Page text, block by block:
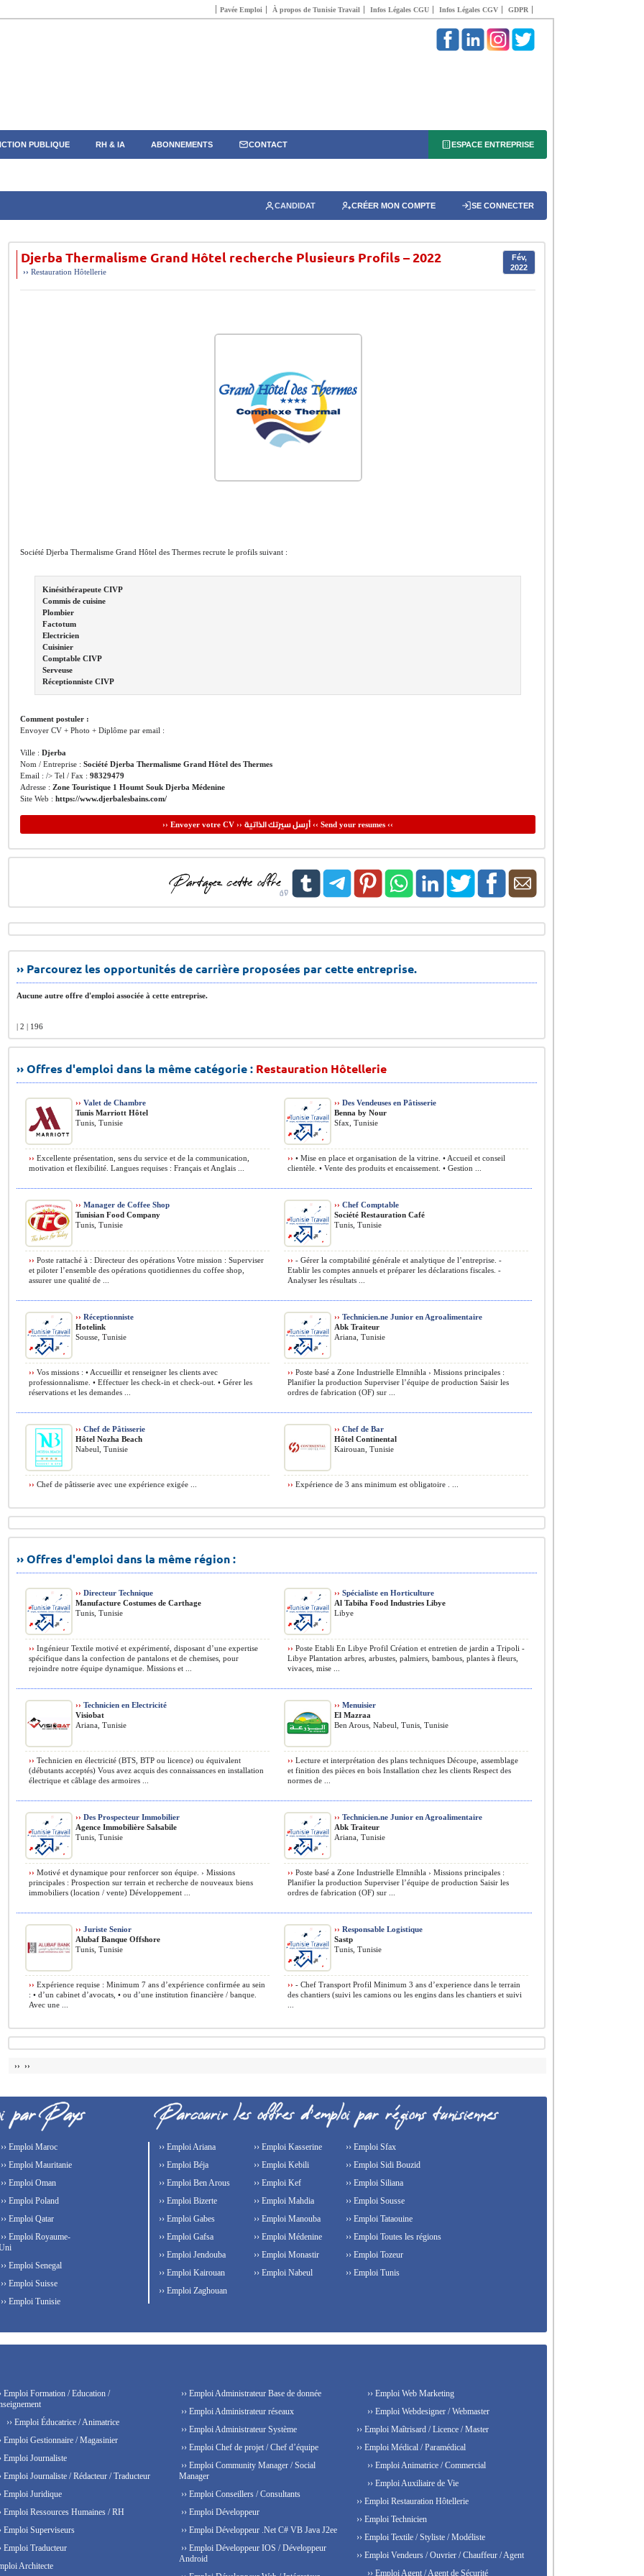
Pavée Emploi À propos de Tunisie Travail Infos Légales CGU Infos Légales CGV GDPR
PUBLIQUE RH & IA ABONNEMENTS CONTACT ESPACE ENTREPRISE
CANDIDAT CRÉER MON COMPTE SE CONNECTER
Djerba Thermalisme Grand Hôtel recherche Plusieurs Profils – 2022
Fév,
2022
›› Restauration Hôtellerie
Société Djerba Thermalisme Grand Hôtel des Thermes recrute le profils suivant :
Kinésithérapeute CIVP
Commis de cuisine
Plombier
Factotum
Electricien
Cuisinier
Comptable CIVP
Serveuse
Réceptionniste CIVP
Comment postuler :
Envoyer CV + Photo + Diplôme par email :
Ville : Djerba
Nom / Entreprise : Société Djerba Thermalisme Grand Hôtel des Thermes
Email : /> Tel / Fax : 98329479
Adresse : Zone Touristique 1 Houmt Souk Djerba Médenine
Site Web : https://www.djerbalesbains.com/
›› Envoyer votre CV ›› أرسل سيرتك الذاتية‹‹ Send your resumes ‹‹
›› Parcourez les opportunités de carrière proposées par cette entreprise.
Aucune autre offre d'emploi associée à cette entreprise.
| 2 | 196
›› Offres d'emploi dans la même catégorie : Restauration Hôtellerie
›› Valet de Chambre
Tunis Marriott Hôtel
Tunis, Tunisie
›› Excellente présentation, sens du service et de la communication,
motivation et flexibilité. Langues requises : Français et Anglais ...
›› Des Vendeuses en Pâtisserie
Benna by Nour
Sfax, Tunisie
›› • Mise en place et organisation de la vitrine. • Accueil et conseil
clientèle. • Vente des produits et encaissement. • Gestion ...
›› Manager de Coffee Shop
Tunisian Food Company
Tunis, Tunisie
›› Poste rattaché à : Directeur des opérations Votre mission : Superviser
et piloter l’ensemble des opérations quotidiennes du coffee shop,
assurer une qualité de ...
›› Chef Comptable
Société Restauration Café
Tunis, Tunisie
›› - Gérer la comptabilité générale et analytique de l’entreprise. -
Etablir les comptes annuels et préparer les déclarations fiscales. -
Analyser les résultats ...
›› Réceptionniste
Hotelink
Sousse, Tunisie
›› Vos missions : • Accueillir et renseigner les clients avec
professionnalisme. • Effectuer les check-in et check-out. • Gérer les
réservations et les demandes ...
›› Technicien.ne Junior en Agroalimentaire
Abk Traiteur
Ariana, Tunisie
›› Poste basé a Zone Industrielle Elmnihla › Missions principales :
Planifier la production Superviser l’équipe de production Saisir les
ordres de fabrication (OF) sur ...
›› Chef de Pâtisserie
Hôtel Nozha Beach
Nabeul, Tunisie
›› Chef de pâtisserie avec une expérience exigée ...
›› Chef de Bar
Hôtel Continental
Kairouan, Tunisie
›› Expérience de 3 ans minimum est obligatoire . ...
›› Offres d'emploi dans la même région :
›› Directeur Technique
Manufacture Costumes de Carthage
Tunis, Tunisie
›› Ingénieur Textile motivé et expérimenté, disposant d’une expertise
spécifique dans la confection de pantalons et de chemises, pour
rejoindre notre équipe dynamique. Missions et ...
›› Spécialiste en Horticulture
Al Tabiha Food Industries Libye
Libye
›› Poste Etabli En Libye Profil Création et entretien de jardin a Tripoli -
Libye Plantation arbres, arbustes, palmiers, bambous, plantes à fleurs,
vivaces, mise ...
›› Technicien en Electricité
Visiobat
Ariana, Tunisie
›› Technicien en électricité (BTS, BTP ou licence) ou équivalent
(débutants acceptés) Vous avez acquis des connaissances en installation
électrique et câblage des armoires ...
›› Menuisier
El Mazraa
Ben Arous, Nabeul, Tunis, Tunisie
›› Lecture et interprétation des plans techniques Découpe, assemblage
et finition des pièces en bois Installation chez les clients Respect des
normes de ...
›› Des Prospecteur Immobilier
Agence Immobilière Salsabile
Tunis, Tunisie
›› Motivé et dynamique pour renforcer son équipe. › Missions
principales : Prospection sur terrain et recherche de nouveaux biens
immobiliers (location / vente) Développement ...
›› Technicien.ne Junior en Agroalimentaire
Abk Traiteur
Ariana, Tunisie
›› Poste basé a Zone Industrielle Elmnihla › Missions principales :
Planifier la production Superviser l’équipe de production Saisir les
ordres de fabrication (OF) sur ...
›› Juriste Senior
Alubaf Banque Offshore
Tunis, Tunisie
›› Expérience requise : Minimum 7 ans d’expérience confirmée au sein
: • d’un cabinet d’avocats, • ou d’une institution financière / banque.
Avec une ...
›› Responsable Logistique
Sastp
Tunis, Tunisie
›› - Chef Transport Profil Minimum 3 ans d’experience dans le terrain
des chantiers (suivi les camions ou les engins dans les chantiers et suivi
›› ››
›› Emploi Maroc
›› Emploi Mauritanie
›› Emploi Oman
›› Emploi Poland
›› Emploi Qatar
›› Emploi Royaume-
›› Emploi Senegal
›› Emploi Suisse
›› Emploi Tunisie
›› Emploi Ariana
›› Emploi Béja
›› Emploi Ben Arous
›› Emploi Bizerte
›› Emploi Gabes
›› Emploi Gafsa
›› Emploi Jendouba
›› Emploi Kairouan
›› Emploi Kasserine
›› Emploi Kebili
›› Emploi Kef
›› Emploi Mahdia
›› Emploi Manouba
›› Emploi Médenine
›› Emploi Monastir
›› Emploi Nabeul
›› Emploi Sfax
›› Emploi Sidi Bouzid
›› Emploi Siliana
›› Emploi Sousse
›› Emploi Tataouine
›› Emploi Toutes les régions
›› Emploi Tozeur
›› Emploi Tunis
›› Emploi Zaghouan
Emploi Formation / Education /
›› Emploi Éducatrice / Animatrice
Emploi Gestionnaire / Magasinier
Emploi Journaliste
Emploi Journaliste / Rédacteur / Traducteur
Emploi Juridique
Emploi Ressources Humaines / RH
Emploi Superviseurs
Emploi Traducteur
Architecte
›› Emploi Administrateur Base de donnée
›› Emploi Administrateur réseaux
›› Emploi Administrateur Système
›› Emploi Chef de projet / Chef d’équipe
›› Emploi Community Manager / Social
Manager
›› Emploi Conseillers / Consultants
›› Emploi Développeur
›› Emploi Développeur .Net C# VB Java J2ee
›› Emploi Développeur IOS / Développeur
Android
›› Emploi Web Marketing
›› Emploi Webdesigner / Webmaster
›› Emploi Maîtrisard / Licence / Master
›› Emploi Médical / Paramédical
›› Emploi Animatrice / Commercial
›› Emploi Auxiliaire de Vie
›› Emploi Restauration Hôtellerie
›› Emploi Technicien
›› Emploi Textile / Styliste / Modéliste
›› Emploi Vendeurs / Ouvrier / Chauffeur / Agent
›› Emploi Agent / Agent de Sécurité